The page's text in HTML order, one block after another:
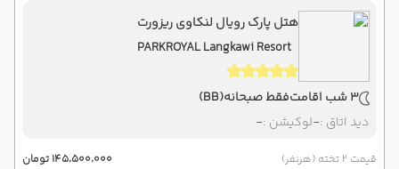
هتل پارک رویال لنکاوی ریزورت
PARKROYAL Langkawi Resort
3 شب اقامت فقط صبحانه(BB)
دید اتاق :-لوکیشن :-
قیمت 2 تخته (هرنفر)
۱۴۵٬۵۰۰٬۰۰۰ تومان